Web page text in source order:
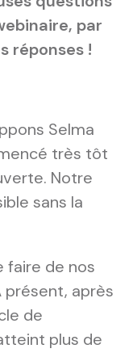
par
réponses !
Selma
très tôt
Notre
sans la
faire de nos
présent, après
de
plus de